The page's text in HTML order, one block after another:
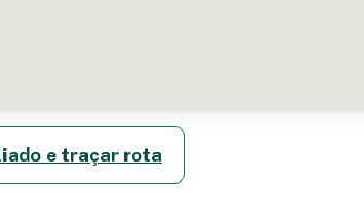
e traçar rota